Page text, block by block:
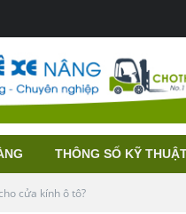
THÔNG SỐ KỸ
cửa kính ô tô?